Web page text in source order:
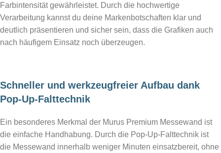
Farbintensität gewährleistet. Durch die hochwertige
Verarbeitung kannst du deine Markenbotschaften klar und
deutlich präsentieren und sicher sein, dass die Grafiken auch
nach häufigem Einsatz noch überzeugen.
Schneller und werkzeugfreier Aufbau dank
Pop-Up-Falttechnik
Ein besonderes Merkmal der Murus Premium Messewand ist
die einfache Handhabung. Durch die Pop-Up-Falttechnik ist
die Messewand innerhalb weniger Minuten einsatzbereit, ohne